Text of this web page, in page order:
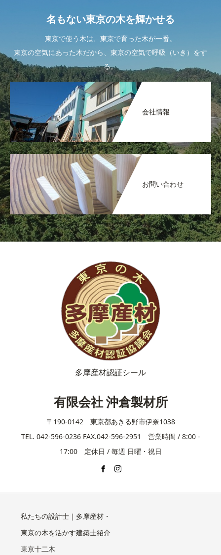
名もない東京の木を輝かせる
東京で使う木は、東京で育った木が一番。
東京の空気にあった木だから、東京の空気で呼吸（いき）をす
る。
会社情報
お問い合わせ
多摩産材認証シール
有限会社 沖倉製材所
〒190-0142 東京都あきる野市伊奈1038
TEL. 042-596-0236 FAX.042-596-2951 営業時間 / 8:00 -
17:00 定休日 / 毎週 日曜・祝日
私たちの設計士｜多摩産材・
東京の木を活かす建築士紹介
東京十二木